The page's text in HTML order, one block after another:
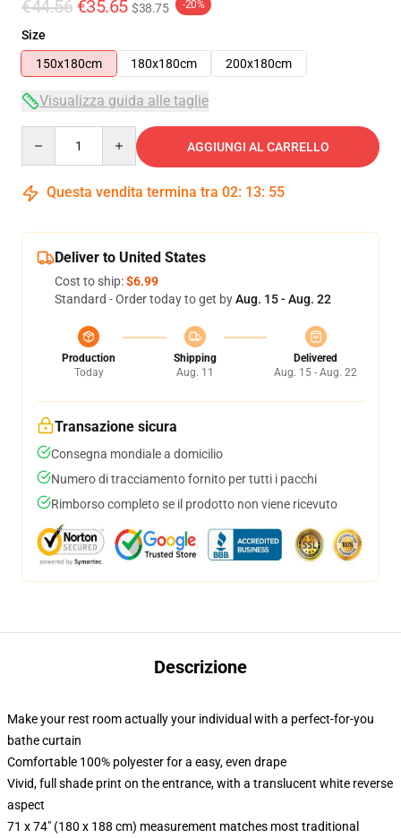
€44.56 €35.65 $38.75 -20%
Size
150x180cm
180x180cm 200x180cm
Visualizza guida alle taglie
AGGIUNGI AL CARRELLO
Questa vendita termina tra 02: 13: 54
Deliver to United States
Cost to ship:$6.99
Standard - Order today to get byAug. 15 - Aug. 22
Production
Today
Shipping
Aug. 11
Delivered
Aug. 15 - Aug. 22
Transazione sicura
Consegna mondiale a domicilio
Numero di tracciamento fornito per tutti i pacchi
Rimborso completo se il prodotto non viene ricevuto
Descrizione
Make your rest room actually your individual with a perfect-for-you
bathe curtain
Comfortable 100% polyester for a easy, even drape
Vivid, full shade print on the entrance, with a translucent white reverse
aspect
71 x 74" (180 x 188 cm) measurement matches most traditional